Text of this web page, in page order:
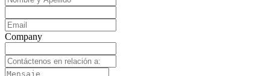
Company